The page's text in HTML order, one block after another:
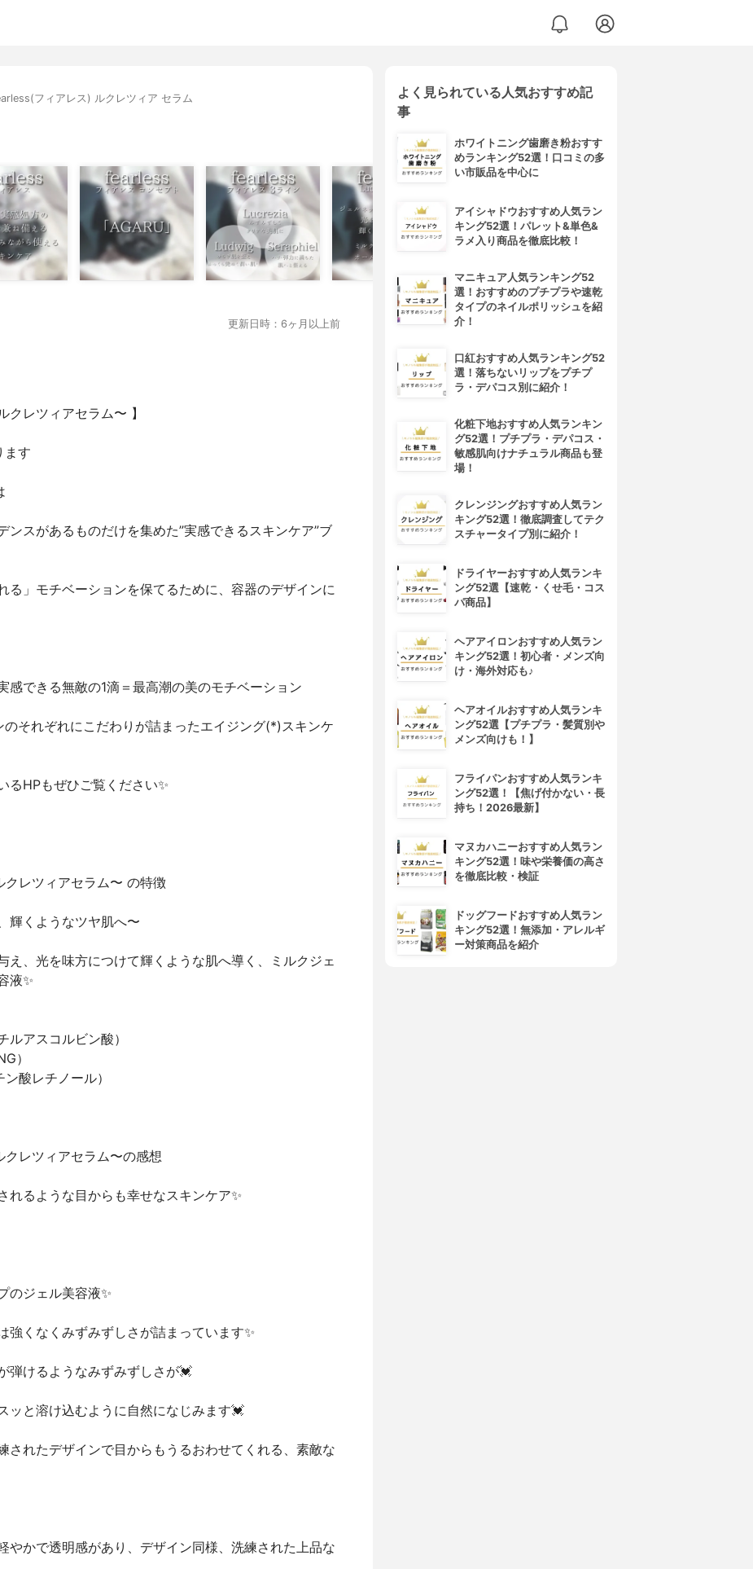
フィアレス) ルクレツィア セラム
更新日時：6ヶ月以上前
クレツィアセラム〜 】
ます
ンスがあるものだけを集めた”実感できるスキンケア”ブ
る」モチベーションを保てるために、容器のデザインに
感できる無敵の1滴＝最高潮の美のモチベーション
それぞれにこだわりが詰まったエイジング(*)スキンケ
るHPもぜひご覧ください✨
レツィアセラム〜 の特徴
輝くようなツヤ肌へ〜
え、光を味方につけて輝くような肌へ導く、ミルクジェ
液✨
ルアスコルビン酸）
）
酸レチノール）
レツィアセラム〜の感想
れるような目からも幸せなスキンケア✨
のジェル美容液✨
強くなくみずみずしさが詰まっています✨
弾けるようなみずみずしさが💓
ッと溶け込むように自然になじみます💓
されたデザインで目からもうるおわせてくれる、素敵な
やかで透明感があり、デザイン同様、洗練された上品な
よく見られている人気おすすめ記
事
ホワイトニング歯磨き粉おすす
めランキング52選！口コミの多
い市販品を中心に
アイシャドウおすすめ人気ラン
キング52選！パレット&単色&
ラメ入り商品を徹底比較！
マニキュア人気ランキング52
選！おすすめのプチプラや速乾
タイプのネイルポリッシュを紹
介！
口紅おすすめ人気ランキング52
選！落ちないリップをプチプ
ラ・デパコス別に紹介！
化粧下地おすすめ人気ランキン
グ52選！プチプラ・デパコス・
敏感肌向けナチュラル商品も登
場！
クレンジングおすすめ人気ラン
キング52選！徹底調査してテク
スチャータイプ別に紹介！
ドライヤーおすすめ人気ランキ
ング52選【速乾・くせ毛・コス
パ商品】
ヘアアイロンおすすめ人気ラン
キング52選！初心者・メンズ向
け・海外対応も♪
ヘアオイルおすすめ人気ランキ
ング52選【プチプラ・髪質別や
メンズ向けも！】
フライパンおすすめ人気ランキ
ング52選！【焦げ付かない・長
持ち！2026最新】
マヌカハニーおすすめ人気ラン
キング52選！味や栄養価の高さ
を徹底比較・検証
ドッグフードおすすめ人気ラン
キング52選！無添加・アレルギ
ー対策商品を紹介